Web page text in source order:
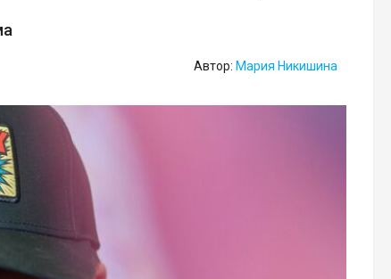
Автор: Мария Никишина